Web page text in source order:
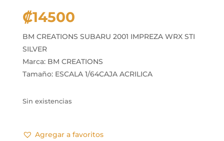
₡14500
BM CREATIONS SUBARU 2001 IMPREZA WRX STI
SILVER
Marca: BM CREATIONS
Tamaño: ESCALA 1/64CAJA ACRILICA
Sin existencias
Agregar a favoritos